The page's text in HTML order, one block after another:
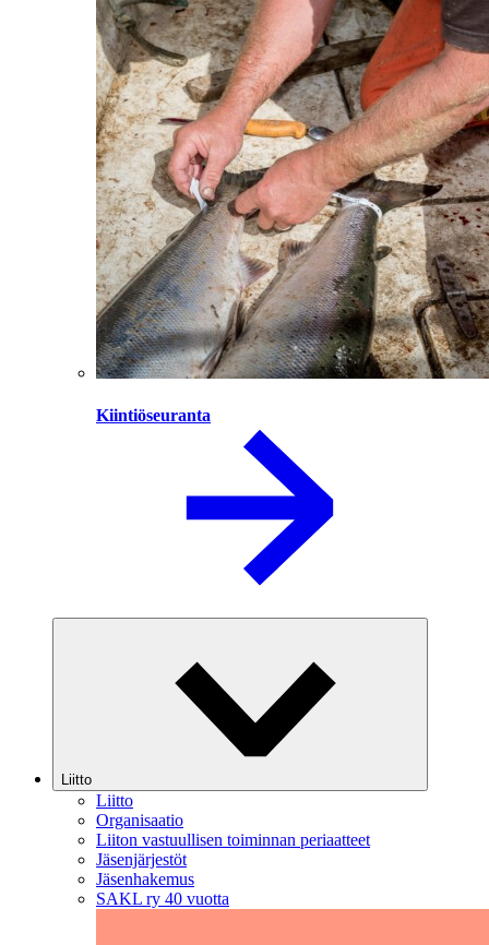
Kiintiöseuranta
Liitto
Liitto
Organisaatio
Liiton vastuullisen toiminnan periaatteet
Jäsenjärjestöt
Jäsenhakemus
SAKL ry 40 vuotta